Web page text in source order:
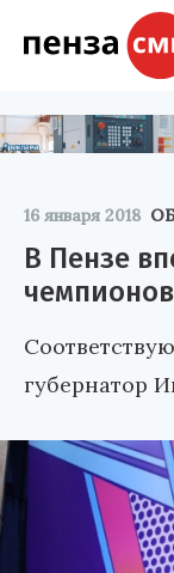
16 января 2018
В Пензе
губернатор